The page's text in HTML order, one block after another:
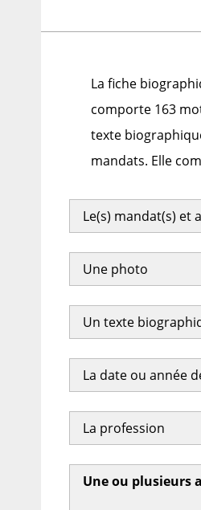
La fiche
comporte 163
texte
mandats. Elle
Le(s) mandat(s) et
Une photo
Un texte
La date ou année
La profession
Une ou plusieurs